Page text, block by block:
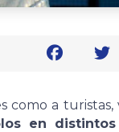
a turistas,
en